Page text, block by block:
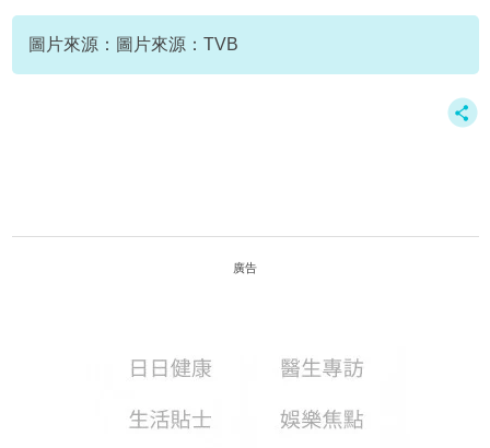
羅泳嫻
圖片來源：圖片來源：TVB
廣告